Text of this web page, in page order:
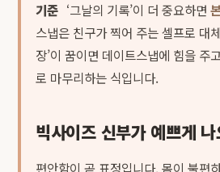
기준 ‘그날의 기록’이 더 중요하면
스냅은 친구가 찍어 주는 셀프로 대
장’이 꿈이면 데이트스냅에 힘을 주
로 마무리하는 식입니다.
빅사이즈 신부가 예쁘게
편안함이 곧 표정입니다. 몸이 불편